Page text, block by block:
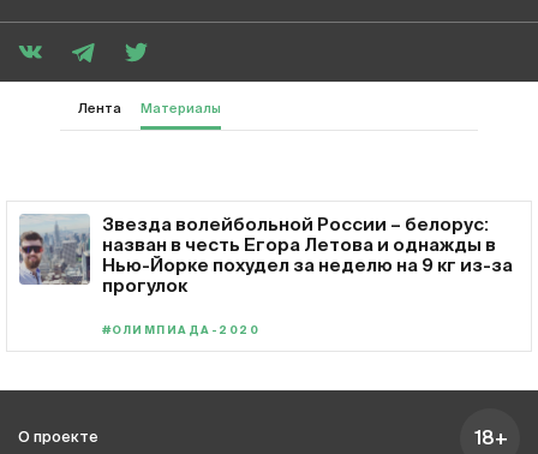
Лента Материалы
Звезда волейбольной России – белорус:
назван в честь Егора Летова и однажды в
Нью-Йорке похудел за неделю на 9 кг из-за
прогулок
#ОЛИМПИАДА-2020
О проекте 18+